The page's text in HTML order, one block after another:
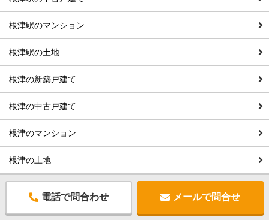
根津駅のマンション
根津駅の土地
根津の新築戸建て
根津の中古戸建て
根津のマンション
根津の土地
電話で問合わせ メールで問合せ